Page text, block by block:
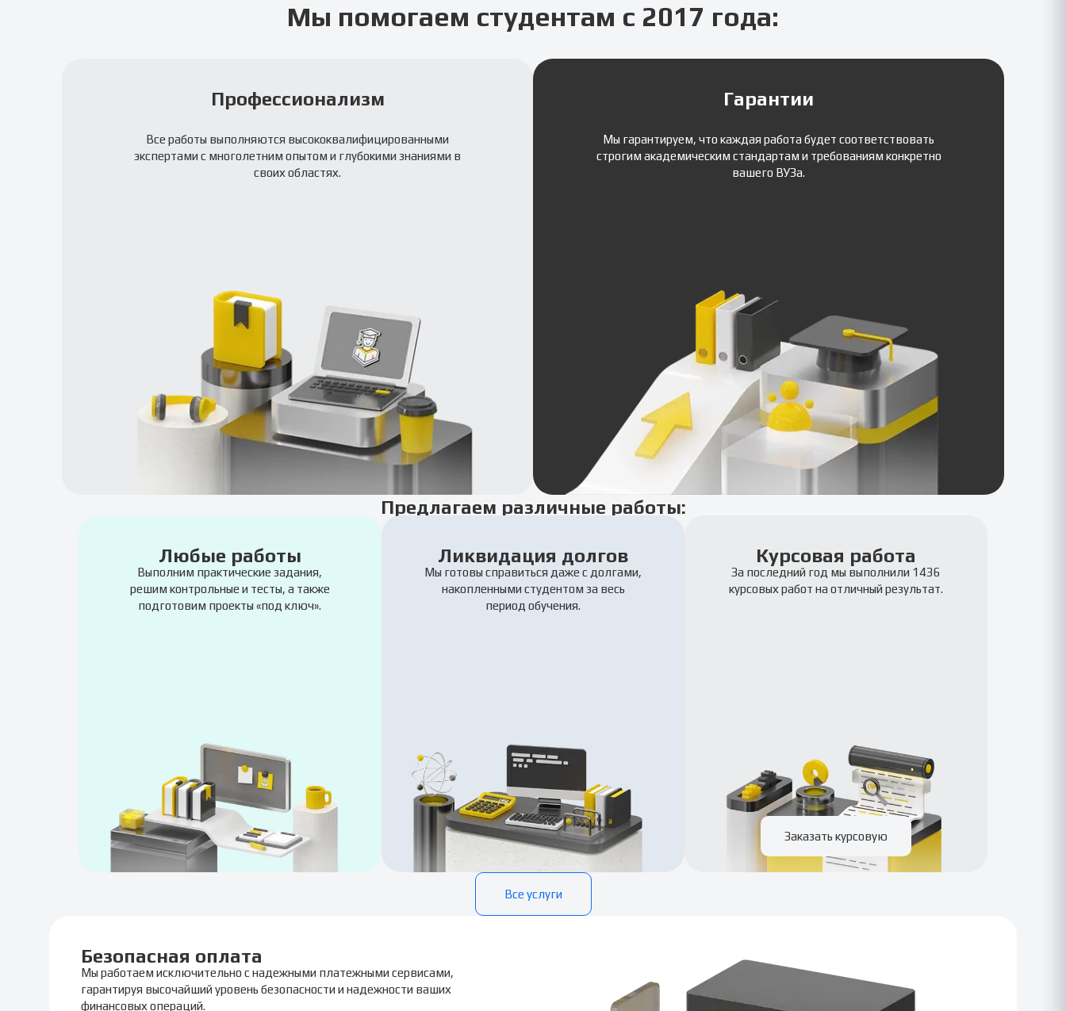
Мы помогаем студентам с 2017 года:
Профессионализм
Все работы выполняются высококвалифицированными
экспертами с многолетним опытом и глубокими знаниями в
своих областях.
Гарантии
Мы гарантируем, что каждая работа будет соответствовать
строгим академическим стандартам и требованиям конкретно
вашего ВУЗа.
Предлагаем различные работы:
Любые работы
Выполним практические задания,
решим контрольные и тесты, а также
подготовим проекты «под ключ».
Ликвидация долгов
Мы готовы справиться даже с долгами,
накопленными студентом за весь
период обучения.
Курсовая работа
За последний год мы выполнили 1436
курсовых работ на отличный результат.
Заказать курсовую
Все услуги
Безопасная оплата
Мы работаем исключительно с надежными платежными сервисами,
гарантируя высочайший уровень безопасности и надежности ваших
финансовых операций.